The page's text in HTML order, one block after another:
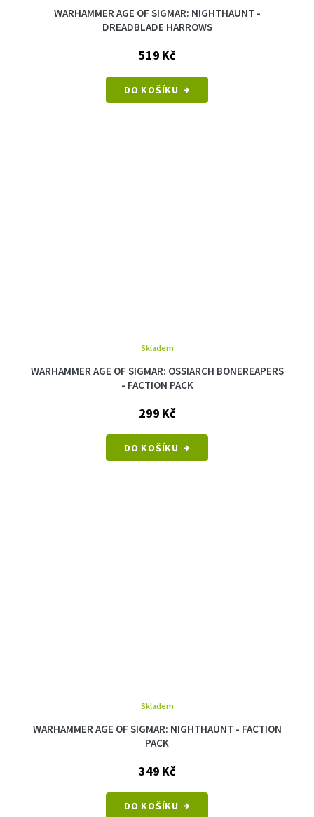
WARHAMMER AGE OF SIGMAR: NIGHTHAUNT -
DREADBLADE HARROWS
519 Kč
DO KOŠÍKU
WARHAMMER AGE OF SIGMAR: OSSIARCH BONEREAPERS
- FACTION PACK
Skladem
299 Kč
DO KOŠÍKU
WARHAMMER AGE OF SIGMAR: NIGHTHAUNT - FACTION
PACK
Skladem
349 Kč
DO KOŠÍKU